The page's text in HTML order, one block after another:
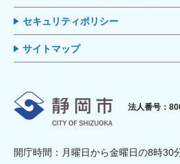
セキュリティポリシー
サイトマップ
静岡市
法人番号：
開庁時間：月曜日から金曜日の8時30